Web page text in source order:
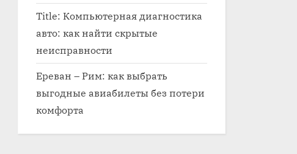
Title: Компьютерная диагностика
авто: как найти скрытые
неисправности
Ереван – Рим: как выбрать
выгодные авиабилеты без потери
комфорта